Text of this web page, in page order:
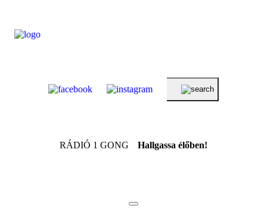
RÁDIÓ 1 GONG Hallgassa élőben!